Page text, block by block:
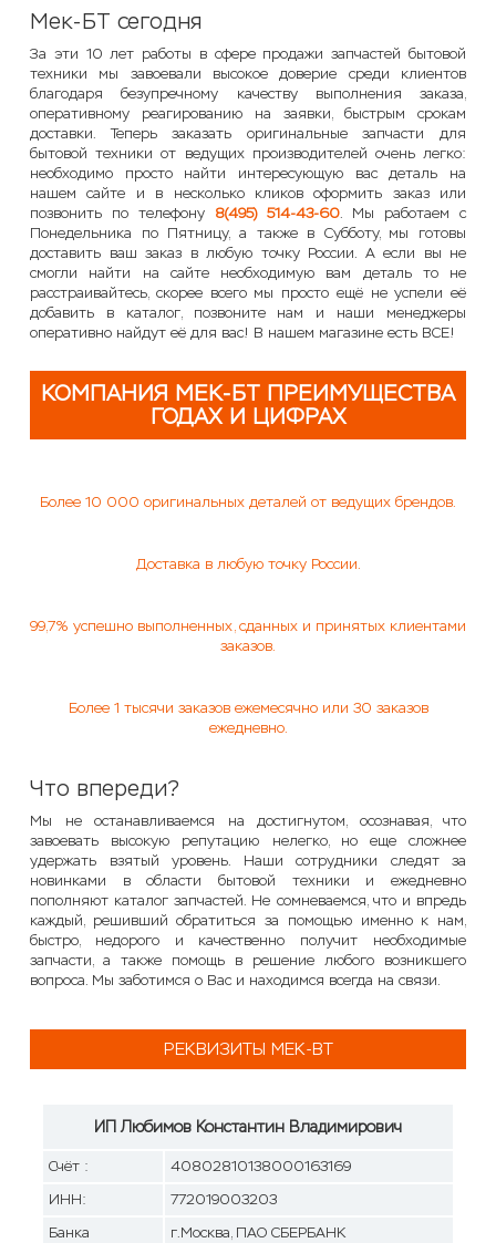
Мек-БТ сегодня
За эти 10 лет работы в сфере продажи запчастей бытовой
техники мы завоевали высокое доверие среди клиентов
благодаря безупречному качеству выполнения заказа,
оперативному реагированию на заявки, быстрым срокам
доставки. Теперь заказать оригинальные запчасти для
бытовой техники от ведущих производителей очень легко:
необходимо просто найти интересующую вас деталь на
нашем сайте и в несколько кликов оформить заказ или
позвонить по телефону 8(495) 514-43-60. Мы работаем с
Понедельника по Пятницу, а также в Субботу, мы готовы
доставить ваш заказ в любую точку России. А если вы не
смогли найти на сайте необходимую вам деталь то не
расстраивайтесь, скорее всего мы просто ещё не успели её
добавить в каталог, позвоните нам и наши менеджеры
оперативно найдут её для вас! В нашем магазине есть ВСЕ!
КОМПАНИЯ МЕК-БТ ПРЕИМУЩЕСТВА
ГОДАХ И ЦИФРАХ
Более 10 000 оригинальных деталей от ведущих брендов.
Доставка в любую точку России.
99,7% успешно выполненных, сданных и принятых клиентами
заказов.
Более 1 тысячи заказов ежемесячно или 30 заказов
ежедневно.
Что впереди?
Мы не останавливаемся на достигнутом, осознавая, что
завоевать высокую репутацию нелегко, но еще сложнее
удержать взятый уровень. Наши сотрудники следят за
новинками в области бытовой техники и ежедневно
пополняют каталог запчастей. Не сомневаемся, что и впредь
каждый, решивший обратиться за помощью именно к нам,
быстро, недорого и качественно получит необходимые
запчасти, а также помощь в решение любого возникшего
вопроса. Мы заботимся о Вас и находимся всегда на связи.
РЕКВИЗИТЫ MEK-BT
ИП Любимов Константин Владимирович
Счёт :
40802810138000163169
ИНН:
772019003203
Банка
г.Москва, ПАО СБЕРБАНК